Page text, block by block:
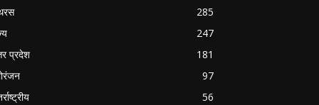
285
247
प्रदेश
181
97
56